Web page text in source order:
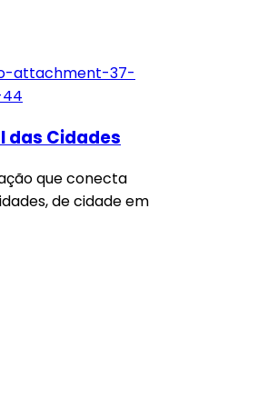
das Cidades
que conecta
de cidade em